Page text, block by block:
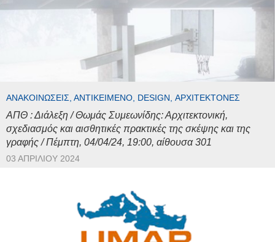
ΑΝΑΚΟΙΝΏΣΕΙΣ, ΑΝΤΙΚΕΊΜΕΝΟ, DESIGN, ΑΡΧΙΤΈΚΤΟΝΕΣ
ΑΠΘ : Διάλεξη / Θωμάς Συμεωνίδης: Αρχιτεκτονική,
σχεδιασμός και αισθητικές πρακτικές της σκέψης και της
γραφής / Πέμπτη, 04/04/24, 19:00, αίθουσα 301
03 ΑΠΡΙΛΊΟΥ 2024